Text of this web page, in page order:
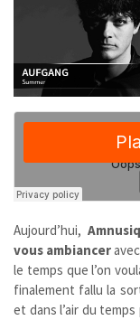
Aujourd’hui,
vous ambiancer
le temps que l’on
finalement fallu la
et dans l’air du